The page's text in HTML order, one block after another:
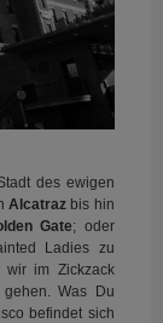
des ewigen
Alcatraz bis hin
Gate; oder
Ladies zu
wir im Zickzack
gehen. Was Du
befindet sich